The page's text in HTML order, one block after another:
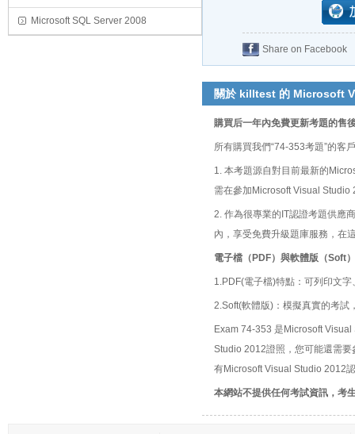
Microsoft SQL Server 2008
Share on Facebook
關於 killtest 的 Microsoft
購買后一年內免費更新考題的售
所有購買我們“74-353考題”的客
1. 本考題源自對目前最新的
需在參加Microsoft Visual
2. 作為很專業的IT認證考題供應
內，享受免費升級題庫服務，在
電子檔（PDF）與軟體版（Soft
1.PDF(電子檔)特點：可列印文
2.Soft(軟體版)：模擬真實的考試
Exam 74-353 是Microsoft
Studio 2012證照，您可能還需
有Microsoft Visual Studio 2012
本網站不提供任何考試資訊，考